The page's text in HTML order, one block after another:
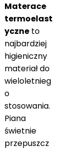
Materace
termoelast
yczne to
najbardziej
higieniczny
materiał do
wieloletnieg
o
stosowania.
Piana
świetnie
przepuszcz